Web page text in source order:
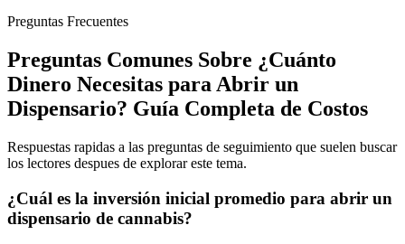
Preguntas Frecuentes
Preguntas Comunes Sobre ¿Cuánto
Dinero Necesitas para Abrir un
Dispensario? Guía Completa de Costos
Respuestas rapidas a las preguntas de seguimiento que suelen buscar
los lectores despues de explorar este tema.
¿Cuál es la inversión inicial promedio para abrir un
dispensario de cannabis?